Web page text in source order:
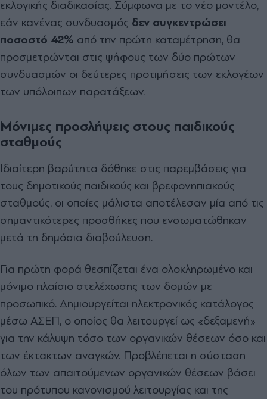
εκλογικής διαδικασίας. Σύμφωνα με το νέο μοντέλο,
εάν κανένας συνδυασμός δεν συγκεντρώσει
ποσοστό 42% από την πρώτη καταμέτρηση, θα
προσμετρώνται στις ψήφους των δύο πρώτων
συνδυασμών οι δεύτερες προτιμήσεις των εκλογέων
των υπόλοιπων παρατάξεων.
Μόνιμες προσλήψεις στους παιδικούς
σταθμούς
Ιδιαίτερη βαρύτητα δόθηκε στις παρεμβάσεις για
τους δημοτικούς παιδικούς και βρεφονηπιακούς
σταθμούς, οι οποίες μάλιστα αποτέλεσαν μία από τις
σημαντικότερες προσθήκες που ενσωματώθηκαν
μετά τη δημόσια διαβούλευση.
Για πρώτη φορά θεσπίζεται ένα ολοκληρωμένο και
μόνιμο πλαίσιο στελέχωσης των δομών με
προσωπικό. Δημιουργείται ηλεκτρονικός κατάλογος
μέσω ΑΣΕΠ, ο οποίος θα λειτουργεί ως «δεξαμενή»
για την κάλυψη τόσο των οργανικών θέσεων όσο και
των έκτακτων αναγκών. Προβλέπεται η σύσταση
όλων των απαιτούμενων οργανικών θέσεων βάσει
του πρότυπου κανονισμού λειτουργίας και της